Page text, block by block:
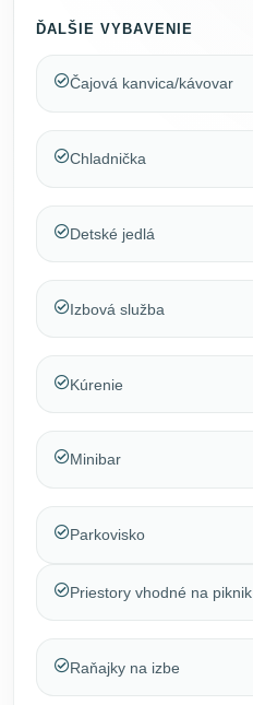
ĎALŠIE VYBAVENIE
Čajová kanvica/kávovar
Chladnička
Detské jedlá
Izbová služba
Kúrenie
Minibar
Parkovisko
Priestory vhodné na piknik
Raňajky na izbe